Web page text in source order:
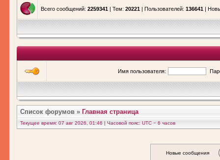
Всего сообщений: 2259341 | Тем: 20221 | Пользователей: 136641 |
Имя пользователя:
Список форумов » Главная страница
Текущее время: 07 авг 2026, 01:46 | Часовой пояс: UTC − 6 часов
Новые сообщения